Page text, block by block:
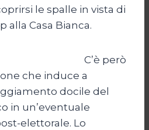
le spalle in vista di
alla Casa Bianca.
C’è però
che induce a
docile del
in un’eventuale
elettorale. Lo